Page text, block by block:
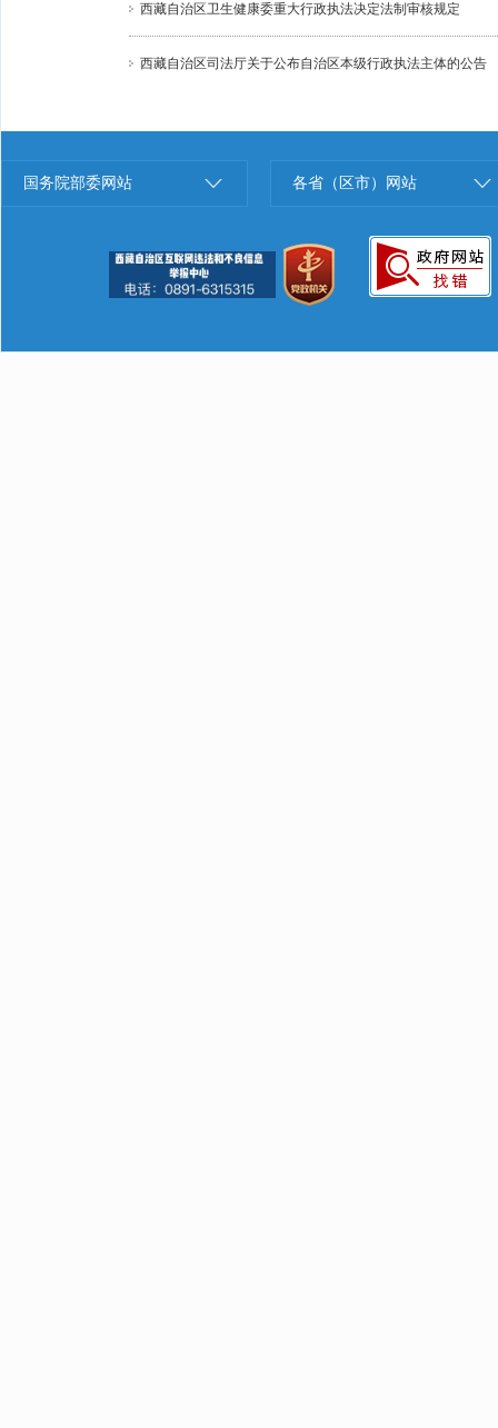
西藏自治区卫生健康委重大行政执法决定法制审核规定
西藏自治区司法厅关于公布自治区本级行政执法主体的公告
国务院部委网站 各省（区市）网站